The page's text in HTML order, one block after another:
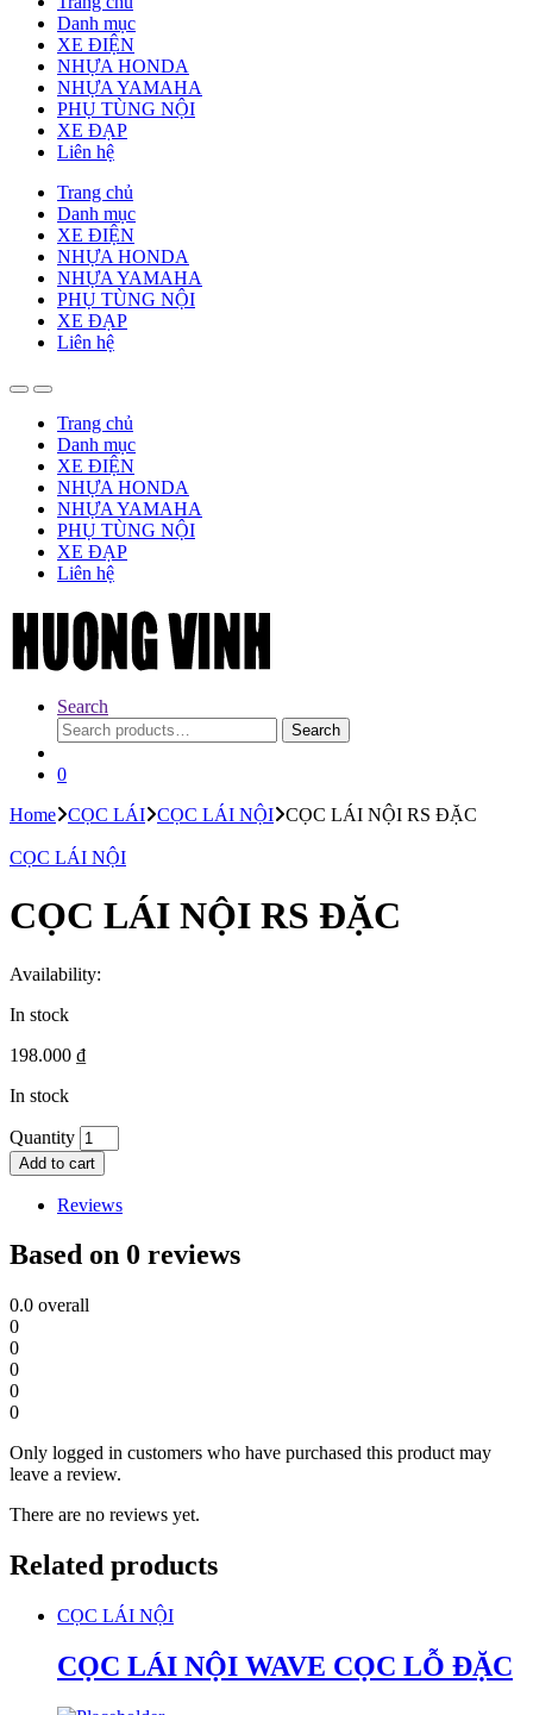
Danh mục
XE ĐIỆN
NHỰA HONDA
NHỰA YAMAHA
PHỤ TÙNG NỘI
XE ĐẠP
Liên hệ
Trang chủ
Danh mục
XE ĐIỆN
NHỰA HONDA
NHỰA YAMAHA
PHỤ TÙNG NỘI
XE ĐẠP
Liên hệ
Trang chủ
Danh mục
XE ĐIỆN
NHỰA HONDA
NHỰA YAMAHA
PHỤ TÙNG NỘI
XE ĐẠP
Liên hệ
Search
Search
for:
Search
0
Home CỌC LÁI CỌC LÁI NỘI CỌC LÁI NỘI RS ĐẶC
CỌC LÁI NỘI
CỌC LÁI NỘI RS ĐẶC
Availability:
In stock
198.000 ₫
In stock
Quantity
Add to cart
Reviews
Based on 0 reviews
0.0 overall
0
0
0
0
0
Only logged in customers who have purchased this product may
leave a review.
There are no reviews yet.
Related products
CỌC LÁI NỘI
CỌC LÁI NỘI WAVE CỌC LỖ ĐẶC